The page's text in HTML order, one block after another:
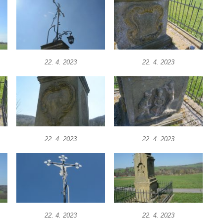
22. 4. 2023 22. 4. 2023
22. 4. 2023 22. 4. 2023
22. 4. 2023 22. 4. 2023